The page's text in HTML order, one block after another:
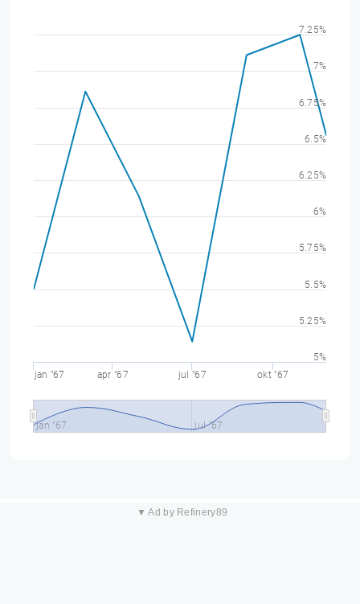
jan "67 apr "67 jul "67 okt "67
jan "67 jul "67
5%
5.25%
5.5%
5.75%
6%
6.25%
6.5%
6.75%
7%
7.25%
▼ Ad by Refinery89